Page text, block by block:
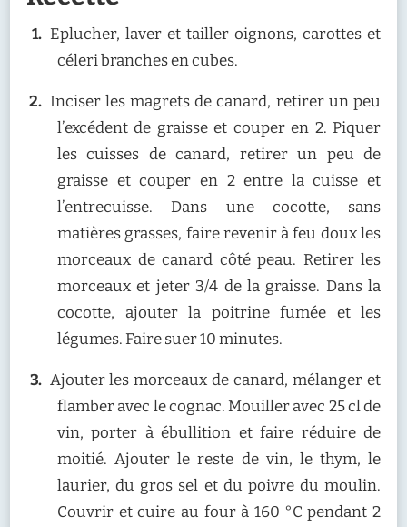
Eplucher, laver et tailler oignons, carottes et
céleri branches en cubes.
Inciser les magrets de canard, retirer un peu
l’excédent de graisse et couper en 2. Piquer
les cuisses de canard, retirer un peu de
graisse et couper en 2 entre la cuisse et
l’entrecuisse. Dans une cocotte, sans
matières grasses, faire revenir à feu doux les
morceaux de canard côté peau. Retirer les
morceaux et jeter 3/4 de la graisse. Dans la
cocotte, ajouter la poitrine fumée et les
légumes. Faire suer 10 minutes.
Ajouter les morceaux de canard, mélanger et
flamber avec le cognac. Mouiller avec 25 cl de
vin, porter à ébullition et faire réduire de
moitié. Ajouter le reste de vin, le thym, le
laurier, du gros sel et du poivre du moulin.
Couvrir et cuire au four à 160 °C pendant 2